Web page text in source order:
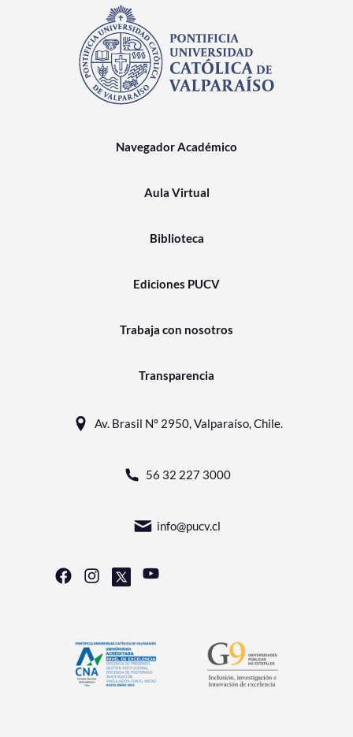
Navegador Académico
Aula Virtual
Biblioteca
Ediciones PUCV
Trabaja con nosotros
Transparencia
Av. Brasil N° 2950, Valparaíso, Chile.
56 32 227 3000
info@pucv.cl